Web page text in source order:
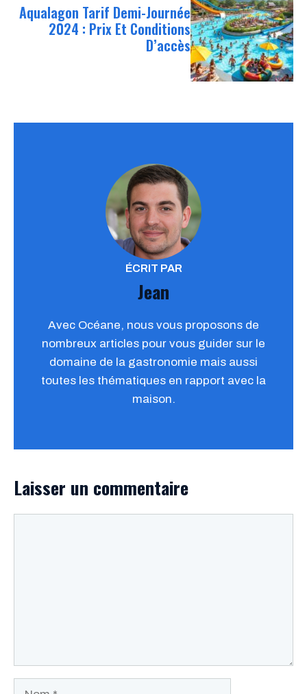
Aqualagon Tarif Demi-Journée
2024 : Prix Et Conditions
D’accès
ÉCRIT PAR
Jean
Avec Océane, nous vous proposons de
nombreux articles pour vous guider sur le
domaine de la gastronomie mais aussi
toutes les thématiques en rapport avec la
maison.
Laisser un commentaire